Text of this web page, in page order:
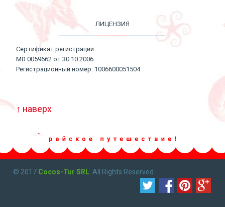
ЛИЦЕНЗИЯ
Сертификат регистрации:
MD 0059662 от 30.10.2006
Регистрационный номер: 1006600051504
↑ наверх
© 2017 Cocos-Tur SRL . All Rights Reserved.